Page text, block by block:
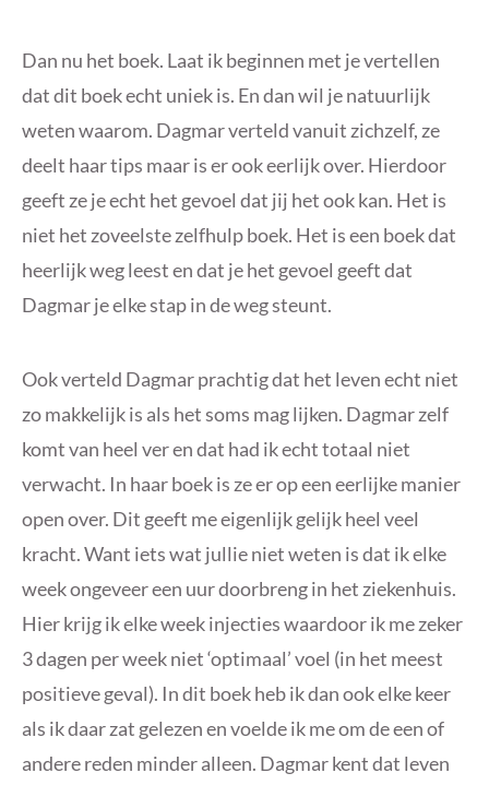
Dan nu het boek. Laat ik beginnen met je vertellen
dat dit boek echt uniek is. En dan wil je natuurlijk
weten waarom. Dagmar verteld vanuit zichzelf, ze
deelt haar tips maar is er ook eerlijk over. Hierdoor
geeft ze je echt het gevoel dat jij het ook kan. Het is
niet het zoveelste zelfhulp boek. Het is een boek dat
heerlijk weg leest en dat je het gevoel geeft dat
Dagmar je elke stap in de weg steunt.
Ook verteld Dagmar prachtig dat het leven echt niet
zo makkelijk is als het soms mag lijken. Dagmar zelf
komt van heel ver en dat had ik echt totaal niet
verwacht. In haar boek is ze er op een eerlijke manier
open over. Dit geeft me eigenlijk gelijk heel veel
kracht. Want iets wat jullie niet weten is dat ik elke
week ongeveer een uur doorbreng in het ziekenhuis.
Hier krijg ik elke week injecties waardoor ik me zeker
3 dagen per week niet ‘optimaal’ voel (in het meest
positieve geval). In dit boek heb ik dan ook elke keer
als ik daar zat gelezen en voelde ik me om de een of
andere reden minder alleen. Dagmar kent dat leven